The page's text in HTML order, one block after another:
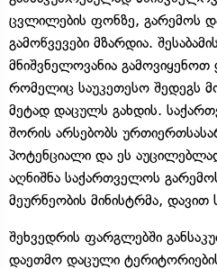
ცვლილების ფონზე, გარემოს
გამოწვევები მზარდია.
მნიშვნელოვანია
რომელიც საუკეთესო შედეგს
მეტად დაცულს გახდის.
შორის არსებობს
პოტენციალი და ეს
აღნიშნა საქართველოს
მეურნეობის მინისტრმა,
შეხვედრის ფარგლებში
დაეთმო დაცული